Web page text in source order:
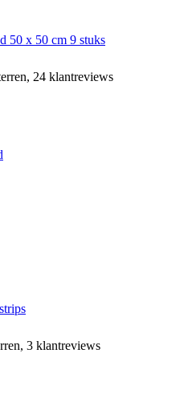
50 x 50 cm 9 stuks
24 klantreviews
3 klantreviews